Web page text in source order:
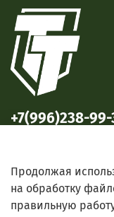
+7(996)238-
Продолжая
на обработку
правильную